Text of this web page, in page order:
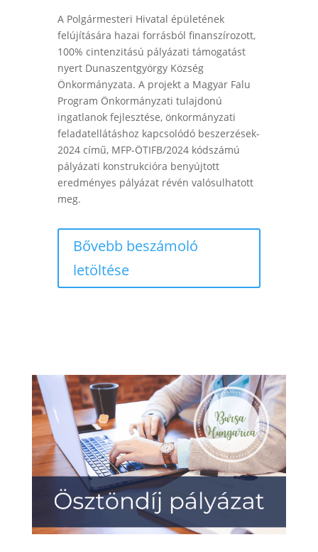
A Polgármesteri Hivatal épületének
felújítására hazai forrásból finanszírozott,
100% cintenzitású pályázati támogatást
nyert Dunaszentgyörgy Község
Önkormányzata. A projekt a Magyar Falu
Program Önkormányzati tulajdonú
ingatlanok fejlesztése, önkormányzati
feladatellátáshoz kapcsolódó beszerzések-
2024 című, MFP-ÖTIFB/2024 kódszámú
pályázati konstrukcióra benyújtott
eredményes pályázat révén valósulhatott
meg.
Bővebb beszámoló
letöltése